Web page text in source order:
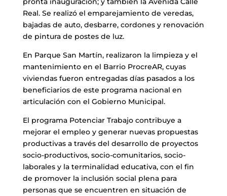
Real. Se realizó el emparejamiento de veredas,
bajadas de auto, desbarre, cordones y renovación
de pintura de postes de luz.
En Parque San Martín, realizaron la limpieza y el
mantenimiento en el Barrio ProcreAR, cuyas
viviendas fueron entregadas días pasados a los
beneficiarios de este programa nacional en
articulación con el Gobierno Municipal.
El programa Potenciar Trabajo contribuye a
mejorar el empleo y generar nuevas propuestas
productivas a través del desarrollo de proyectos
socio-productivos, socio-comunitarios, socio-
laborales y la terminalidad educativa, con el fin
de promover la inclusión social plena para
personas que se encuentren en situación de